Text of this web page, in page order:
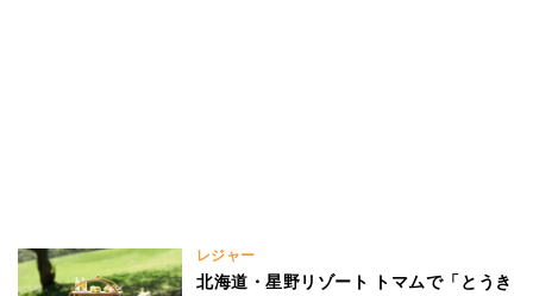
レジャー
北海道・星野リゾート トマムで「とうき